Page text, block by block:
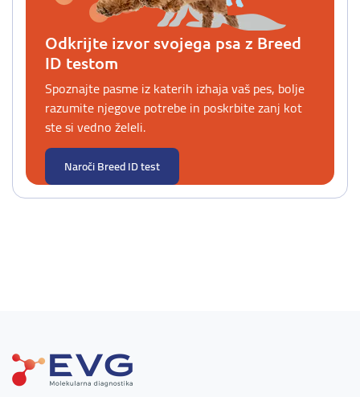
Odkrijte izvor svojega psa z Breed
ID testom
Spoznajte pasme iz katerih izhaja vaš pes, bolje
razumite njegove potrebe in poskrbite zanj kot
ste si vedno želeli.
Naroči Breed ID test